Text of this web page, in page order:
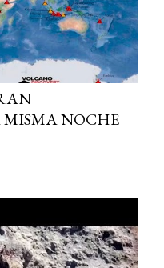
MISMA NOCHE